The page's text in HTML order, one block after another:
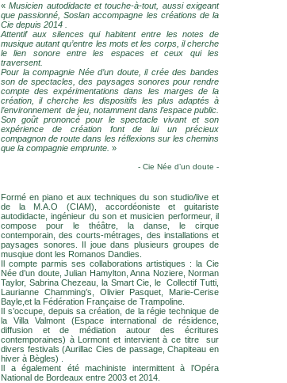
«Musicien autodidacte et touche-à-tout, aussi exigeant
que passionné, Soslan accompagne les créations de la
Cie depuis 2014 .
Attentif aux silences qui habitent entre les notes de
musique autant qu’entre les mots et les corps, il cherche
le lien sonore entre les espaces et ceux qui les
traversent.
Pour la compagnie Née d’un doute, il crée des bandes
son de spectacles, des paysages sonores pour rendre
compte des expérimentations dans les marges de la
création, il cherche les dispositifs les plus adaptés à
l’environnement de jeu, notamment dans l’espace public.
Son goût prononcé pour le spectacle vivant et son
expérience de création font de lui un précieux
compagnon de route dans les réflexions sur les chemins
que la compagnie emprunte. »
- Cie Née d’un doute -
Formé en piano et aux techniques du son studio/live et
de la M.A.O (CIAM), accordéoniste et guitariste
autodidacte, ingénieur du son et musicien performeur, il
compose pour le théâtre, la danse, le cirque
contemporain, des courts-métrages, des installations et
paysages sonores. Il joue dans plusieurs groupes de
musqiue dont les Romanos Dandies.
Il compte parmis ses collaborations artistiques : la Cie
Née d’un doute, Julian Hamylton, Anna Noziere, Norman
Taylor, Sabrina Chezeau, la Smart Cie, le Collectif Tutti,
Laurianne Chamming’s, Olivier Pasquet, Marie-Cerise
Bayle,et la Fédération Française de Trampoline.
Il s’occupe, depuis sa création, de la régie technique de
la Villa Valmont (Espace international de résidence,
diffusion et de médiation autour des écritures
contemporaines) à Lormont et intervient à ce titre sur
divers festivals (Aurillac Cies de passage, Chapiteau en
hiver à Bègles) .
Il a également été machiniste intermittent à l’Opéra
National de Bordeaux entre 2003 et 2014.